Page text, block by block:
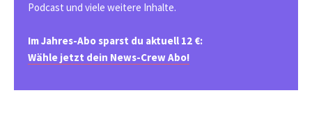
Podcast und viele weitere Inhalte.
Im Jahres-Abo sparst du aktuell 12 €:
Wähle jetzt dein News-Crew Abo!